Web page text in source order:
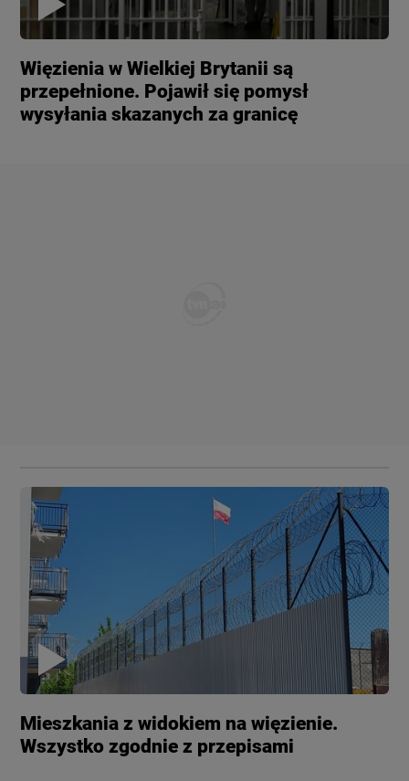
Więzienia w Wielkiej Brytanii są
przepełnione. Pojawił się pomysł
wysyłania skazanych za granicę
Mieszkania z widokiem na więzienie.
Wszystko zgodnie z przepisami